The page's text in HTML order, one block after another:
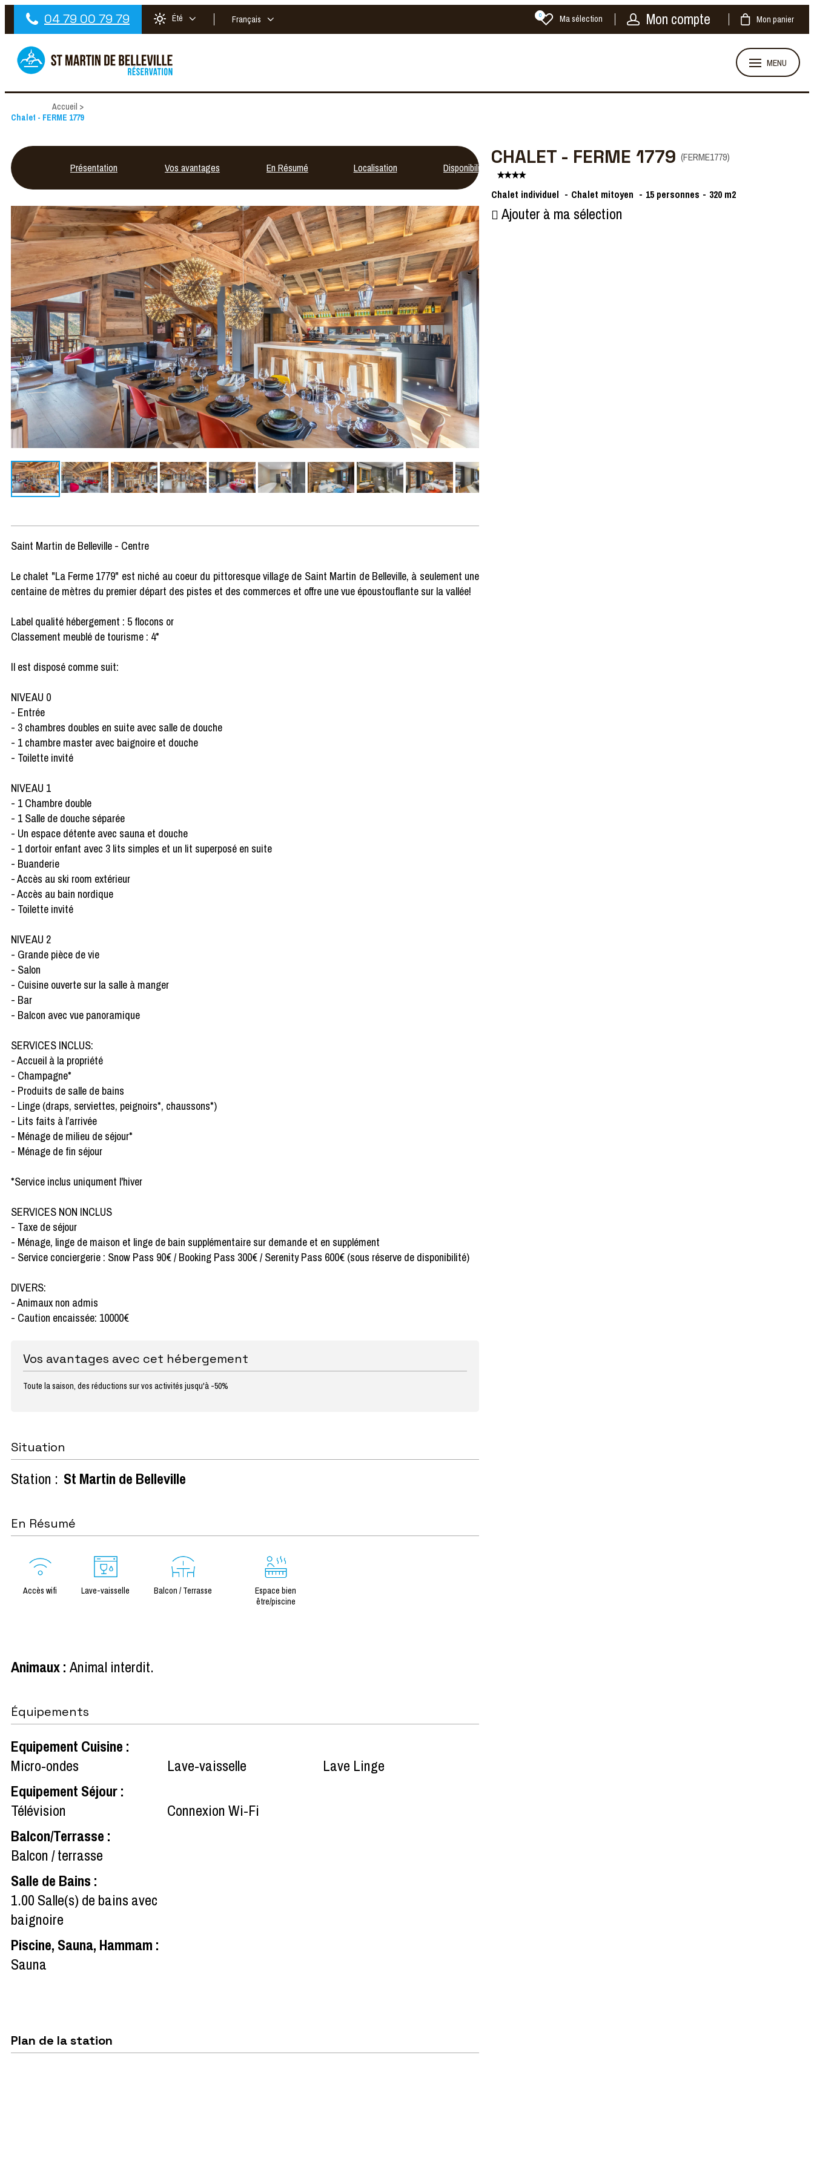
04 79 00 79 79 Été Français Ma sélection
0 Mon compte Mon panier
MENU
Accueil >
Chalet - FERME 1779
Présentation Vos avantages En Résumé Localisation Disponibilités CHALET - FERME 1779 (FERME1779)
Chalet individuel Chalet mitoyen 15 personnes 320 m2
Ajouter à ma sélection
Saint Martin de Belleville - Centre
Le chalet "La Ferme 1779" est niché au coeur du pittoresque village de Saint Martin de Belleville, à seulement une
centaine de mètres du premier départ des pistes et des commerces et offre une vue époustouflante sur la vallée!
Label qualité hébergement : 5 flocons or
Classement meublé de tourisme : 4*
Il est disposé comme suit:
NIVEAU 0
- Entrée
- 3 chambres doubles en suite avec salle de douche
- 1 chambre master avec baignoire et douche
- Toilette invité
NIVEAU 1
- 1 Chambre double
- 1 Salle de douche séparée
- Un espace détente avec sauna et douche
- 1 dortoir enfant avec 3 lits simples et un lit superposé en suite
- Buanderie
- Accès au ski room extérieur
- Accès au bain nordique
- Toilette invité
NIVEAU 2
- Grande pièce de vie
- Salon
- Cuisine ouverte sur la salle à manger
- Bar
- Balcon avec vue panoramique
SERVICES INCLUS:
- Accueil à la propriété
- Champagne*
- Produits de salle de bains
- Linge (draps, serviettes, peignoirs*, chaussons*)
- Lits faits à l’arrivée
- Ménage de milieu de séjour*
- Ménage de fin séjour
*Service inclus uniqument l'hiver
SERVICES NON INCLUS
- Taxe de séjour
- Ménage, linge de maison et linge de bain supplémentaire sur demande et en supplément
- Service conciergerie : Snow Pass 90€ / Booking Pass 300€ / Serenity Pass 600€ (sous réserve de disponibilité)
DIVERS:
- Animaux non admis
- Caution encaissée: 10000€
Vos avantages avec cet hébergement
Toute la saison, des réductions sur vos activités jusqu'à -50%
Situation
Station : St Martin de Belleville
En Résumé
Accès wifi Lave-vaisselle Balcon / Terrasse
Espace bien
être/piscine
Animaux: Animal interdit
Équipements
Equipement Cuisine :
Micro-ondes
Lave-vaisselle
Lave Linge
Equipement Séjour:
Télévision
Connexion Wi-Fi
Balcon/Terrasse :
Balcon / terrasse
Salle de Bains :
1.00 Salle(s) de bains avec
baignoire
Piscine, Sauna, Hammam :
Sauna
Plan de la station